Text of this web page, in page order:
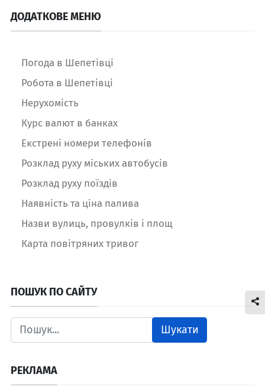
ДОДАТКОВЕ МЕНЮ
Погода в Шепетівці
Робота в Шепетівці
Нерухомість
Курс валют в банках
Екстрені номери телефонів
Розклад руху міських автобусів
Розклад руху поїздів
Наявність та ціна палива
Назви вулиць, провулків і площ
Карта повітряних тривог
ПОШУК ПО САЙТУ
Шукати
РЕКЛАМА